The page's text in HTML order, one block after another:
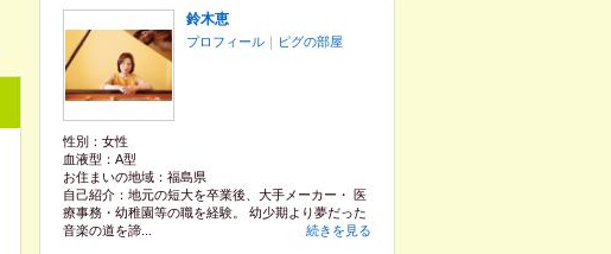
鈴木恵
プロフィール ｜ ピグの部屋
性別： 女性
血液型： A型
お住まいの地域： 福島県
自己紹介：地元の短大を卒業後、大手メーカー・ 医
療事務・幼稚園等の職を経験。 幼少期より夢だった
音楽の道を諦...
続きを見る